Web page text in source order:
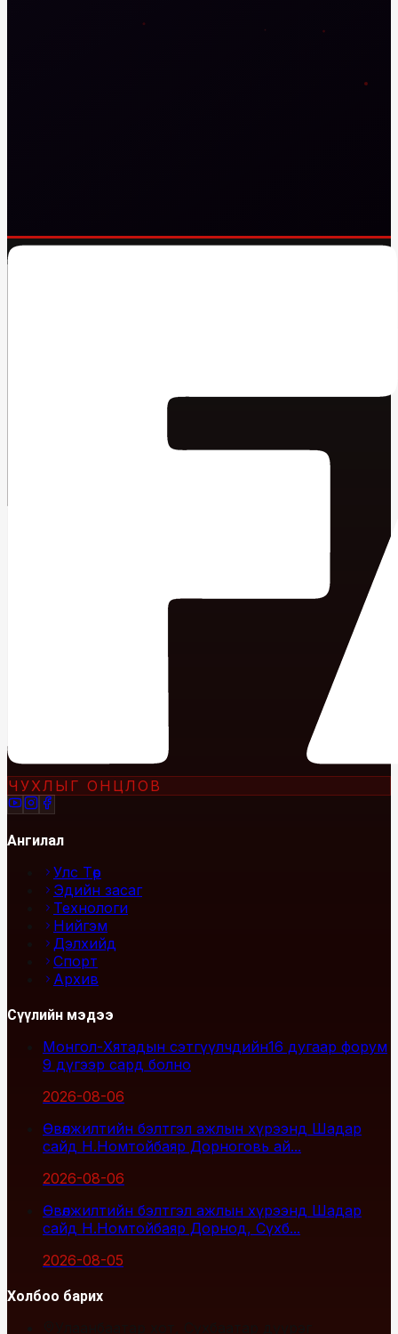
ЧУХЛЫГ ОНЦЛОВ
Ангилал
Улс Төр
Эдийн засаг
Технологи
Нийгэм
Дэлхийд
Спорт
Архив
Сүүлийн мэдээ
Монгол-Хятадын сэтгүүлчдийн16 дугаар форум
9 дүгээр сард болно
2026-08-06
Өвөлжилтийн бэлтгэл ажлын хүрээнд Шадар
сайд Н.Номтойбаяр Дорноговь ай...
2026-08-06
Өвөлжилтийн бэлтгэл ажлын хүрээнд Шадар
сайд Н.Номтойбаяр Дорнод, Сүхб...
2026-08-05
Холбоо барих